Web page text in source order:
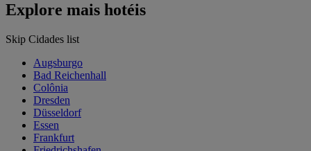
Explore mais hotéis
Skip Cidades list
Augsburgo
Bad Reichenhall
Colônia
Dresden
Düsseldorf
Essen
Frankfurt